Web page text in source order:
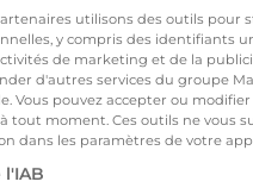
points forts de
multitude de hommes
célibataire qui
utilisons des outils pour
y compris des identifiants
de marketing et de la
d'autres services du groupe
Vous pouvez accepter ou
tout moment. Ces outils ne vous
dans les paramètres de votre